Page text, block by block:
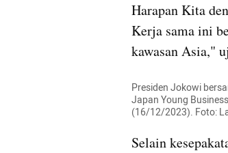
Harapan Kita
Kerja sama ini
kawasan Asia,"
Presiden Jokowi
Japan Young
(16/12/2023). Foto:
Selain